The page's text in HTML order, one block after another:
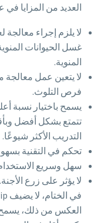
العديد من المزايا
لا يلزم إجراء معالجة
غسل الحيوانات
المنوية.
لا يتعين عمل معالجة
فرص التلوث.
يسمح باختيار نسبة
تتمتع بشكل أفضل
التدريب الأكثر شيوعًا.
تحكم في التقنية
سهل وسريع
لا يؤثر على زرع الأجنة.
العكس من ذلك، يسمح